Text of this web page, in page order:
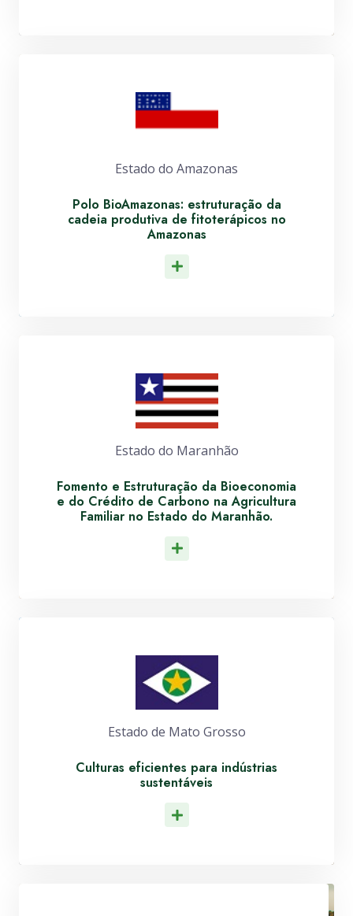
Estado do Amazonas
Polo BioAmazonas: estruturação da
cadeia produtiva de fitoterápicos no
Amazonas
Estado do Maranhão
Fomento e Estruturação da Bioeconomia
e do Crédito de Carbono na Agricultura
Familiar no Estado do Maranhão.
Estado de Mato Grosso
Culturas eficientes para indústrias
sustentáveis